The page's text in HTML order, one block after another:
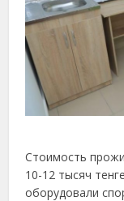
Стоимость
10-12 тысяч
оборудовали